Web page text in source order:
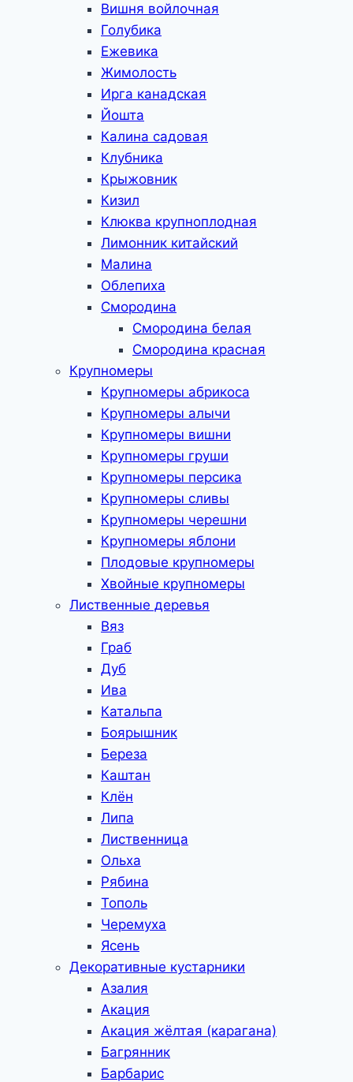
Вишня войлочная
Голубика
Ежевика
Жимолость
Ирга канадская
Йошта
Калина садовая
Клубника
Крыжовник
Кизил
Клюква крупноплодная
Лимонник китайский
Малина
Облепиха
Смородина
Смородина белая
Смородина красная
Крупномеры
Крупномеры абрикоса
Крупномеры алычи
Крупномеры вишни
Крупномеры груши
Крупномеры персика
Крупномеры сливы
Крупномеры черешни
Крупномеры яблони
Плодовые крупномеры
Хвойные крупномеры
Лиственные деревья
Вяз
Граб
Дуб
Ива
Катальпа
Боярышник
Береза
Каштан
Клён
Липа
Лиственница
Ольха
Рябина
Тополь
Черемуха
Ясень
Декоративные кустарники
Азалия
Акация
Акация жёлтая (карагана)
Багрянник
Барбарис